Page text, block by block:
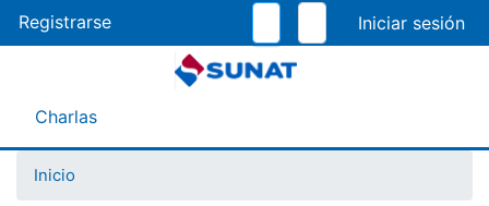
al
contenido
Registrarse
Menú Asistente
Charlas
Inicio